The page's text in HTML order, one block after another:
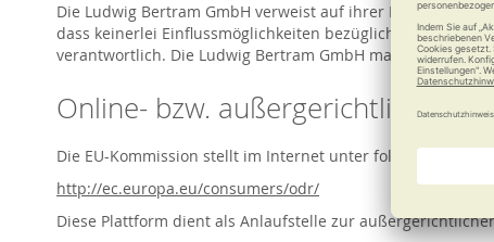
Die Ludwig Bertram GmbH verweist auf ihrer
dass keinerlei Einflussmöglichkeiten bezüglich des
verantwortlich. Die Ludwig Bertram GmbH macht sich
Online- bzw. außergerichtliche
Die EU-Kommission stellt im Internet unter folgendem
http://ec.europa.eu/consumers/odr/
Diese Plattform dient als Anlaufstelle zur